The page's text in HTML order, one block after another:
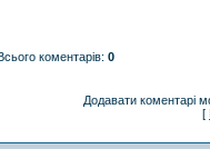
коментарів: 0
Додавати коментарі
[